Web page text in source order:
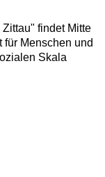
findet Mitte
für Menschen und
Skala